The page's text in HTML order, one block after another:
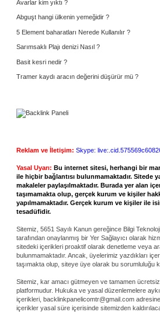
Avarlar kim yıktı ?
Abguşt hangi ülkenin yemeğidir ?
5 Element baharatları Nerede Kullanılır ?
Sarımsaklı Plajı denizi Nasıl ?
Basit kesri nedir ?
Tramer kaydı aracın değerini düşürür mü ?
Reklam ve İletişim: Skype:
Yasal Uyarı: Bu internet sitesi, herhangi bir
ile hiçbir bağlantısı bulunmamaktadır. Sitede
makaleler paylaşılmaktadır. Burada yer alan
taşımamakta olup, gerçek kurum ve kişiler
yapılmamaktadır. Gerçek kurum ve kişiler ile
tesadüfidir.
Sitemiz, 5651 Sayılı Kanun gereğince Bilgi
tarafından onaylanmış bir Yer Sağlayıcı olarak
sitedeki içerikleri proaktif olarak denetleme veya
bulunmamaktadır. Ancak, üyelerimiz yazdıkları
taşımakta olup, siteye üye olarak bu sorumluluğu
Sitemiz, kar amacı gütmeyen ve tamamen
platformudur. Hukuka ve yasal düzenlemelere
içerikleri, backlinkpanelicomtr@gmail.com
içerikler yasal süre içerisinde sitemizden